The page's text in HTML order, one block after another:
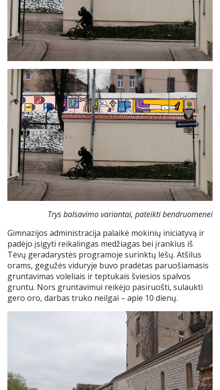
Trys balsavimo variantai, pateikti bendruomenei
Gimnazijos administracija palaikė mokinių iniciatyvą ir
padėjo įsigyti reikalingas medžiagas bei įrankius iš
Tėvų geradarystės programoje surinktų lėšų. Atšilus
orams, gegužės viduryje buvo pradėtas paruošiamasis
gruntavimas voleliais ir teptukais šviesios spalvos
gruntu. Nors gruntavimui reikėjo pasiruošti, sulaukti
gero oro, darbas truko neilgai – apie 10 dienų.